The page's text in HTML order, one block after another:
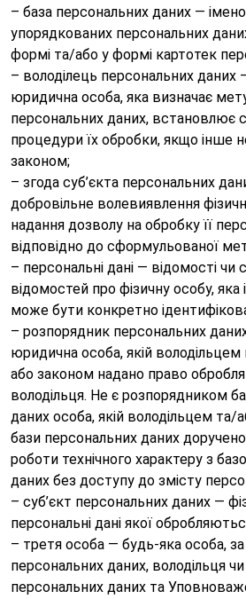
– база персональних даних —
упорядкованих персональних
формі та/або у формі картотек
– володілець персональних даних
юридична особа, яка визначає
персональних даних, встановлює
процедури їх обробки, якщо інше
законом;
– згода суб’єкта персональних
добровільне волевиявлення
надання дозволу на обробку її
відповідно до сформульованої
– персональні дані — відомості чи
відомостей про фізичну особу, яка
може бути конкретно
– розпорядник персональних
юридична особа, якій
або законом надано право
володільця. Не є розпорядником
даних особа, якій володільцем
бази персональних даних
роботи технічного характеру з
даних без доступу до змісту
– суб’єкт персональних даних —
персональні дані якої
– третя особа — будь-яка особа,
персональних даних, володільця
персональних даних та